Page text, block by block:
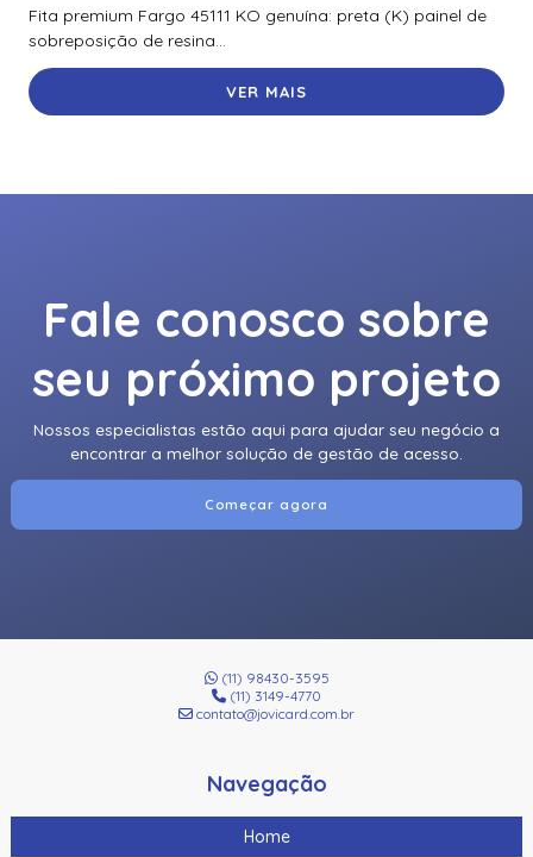
Fita premium Fargo 45111 KO genuína: preta (K) painel de
sobreposição de resina...
VER MAIS
Fale conosco sobre
seu próximo projeto
Nossos especialistas estão aqui para ajudar seu negócio a
encontrar a melhor solução de gestão de acesso.
Começar agora
(11) 98430-3595
(11) 3149-4770
contato@jovicard.com.br
Navegação
Home